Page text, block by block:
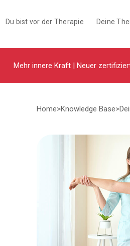
Du bist vor der Therapie Deine
Mehr innere Kraft | Neuer
Home>Knowledge Base>